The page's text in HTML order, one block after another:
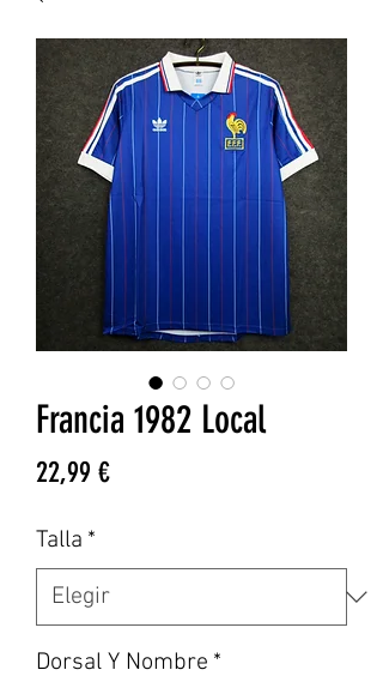
Francia 1982 Local
22,99 €Precio
Talla *
Dorsal Y Nombre *